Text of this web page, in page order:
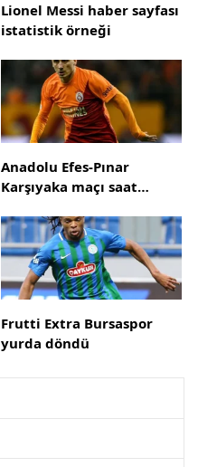
Lionel Messi haber sayfası
istatistik örneği
Anadolu Efes-Pınar
Karşıyaka maçı saat
Frutti Extra Bursaspor
yurda döndü